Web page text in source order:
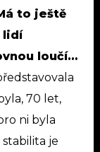
to ještě
lidí
loučí…
70 let,
ni byla
je